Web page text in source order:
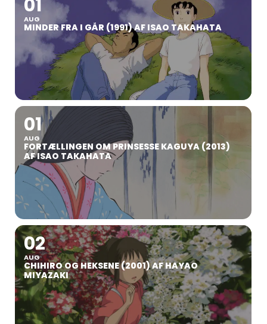
01
AUG
MINDER FRA I GÅR (1991) AF ISAO TAKAHATA
01
AUG
FORTÆLLINGEN OM PRINSESSE KAGUYA (2013)
AF ISAO TAKAHATA
02
AUG
CHIHIRO OG HEKSENE (2001) AF HAYAO
MIYAZAKI